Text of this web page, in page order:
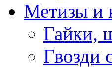
Метизы и
Гайки,
Гвозди